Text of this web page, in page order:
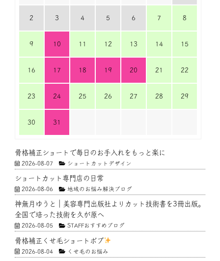
2 3 4 5 6 7 8
9 10 11 12 13 14 15
16 17 18 19 20 21 22
23 24 25 26 27 28 29
30 31
骨格補正ショートで毎日のお手入れをもっと楽に
2026-08-07 ショートカットデザイン
ショートカット専門店の日常
2026-08-06 地域のお悩み解決ブログ
神無月ゆうと｜美容専門出版社よりカット技術書を3冊出版。
全国で培った技術を久が原へ
2026-08-05 STAFFおすすめブログ
骨格補正くせ毛ショートボブ
2026-08-04 くせ毛のお悩み